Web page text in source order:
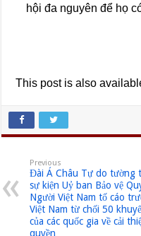
hội đa nguyên để họ
This post is also
Previous
Đài Á Châu Tự do tường
sự kiện Uỷ ban Bảo vệ
Người Việt Nam tố cáo
Việt Nam từ chối 50
của các quốc gia về cải
quyền